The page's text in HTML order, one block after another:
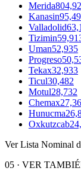
Merida
Kanasin
Valladolid
Tizimin
Uman52,935
Progreso
Tekax32,933
Ticul30,482
Motul28,732
Chemax
Hunucma
Oxkutzcab
Ver Lista Nominal
05 · VER